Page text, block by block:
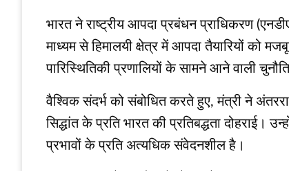
भारत ने राष्ट्रीय आपदा प्रबंधन प्राधिकरण
माध्यम से हिमालयी क्षेत्र में आपदा तैयारियों को
पारिस्थितिकी प्रणालियों के सामने आने वाली
वैश्विक संदर्भ को संबोधित करते हुए, मंत्री ने
सिद्धांत के प्रति भारत की प्रतिबद्धता दोहराई।
प्रभावों के प्रति अत्यधिक संवेदनशील है।